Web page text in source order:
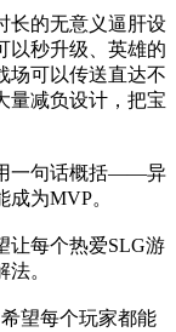
长的无意义逼肝设
以秒升级、英雄的
场可以传送直达不
量减负设计，把宝
一句话概括——异
为MVP。
让每个热爱SLG游
。
望每个玩家都能